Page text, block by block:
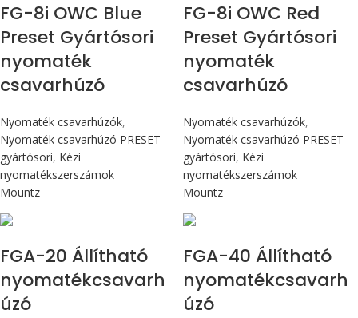
FG-8i OWC Blue
Preset Gyártósori
nyomaték
csavarhúzó
Nyomaték csavarhúzók,
Nyomaték csavarhúzó PRESET
gyártósori, Kézi
nyomatékszerszámok
Mountz
FG-8i OWC Red
Preset Gyártósori
nyomaték
csavarhúzó
Nyomaték csavarhúzók,
Nyomaték csavarhúzó PRESET
gyártósori, Kézi
nyomatékszerszámok
Mountz
FGA-20 Állítható
nyomatékcsavarh
úzó
FGA-40 Állítható
nyomatékcsavarh
úzó